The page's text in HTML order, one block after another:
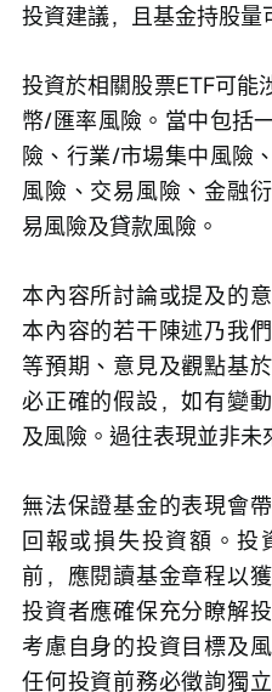
投資建議，且基金持股量
投資於相關股票ETF可能
幣/匯率風險。當中包括
險、行業/市場集中風險
風險、交易風險、金融
易風險及貸款風險。
本內容所討論或提及的
本內容的若干陳述乃我
等預期、意見及觀點基
必正確的假設，如有變
及風險。過往表現並非未
無法保證基金的表現會
回報或損失投資額。投
前，應閱讀基金章程以
投資者應確保充分瞭解
考慮自身的投資目標及
任何投資前務必徵詢獨